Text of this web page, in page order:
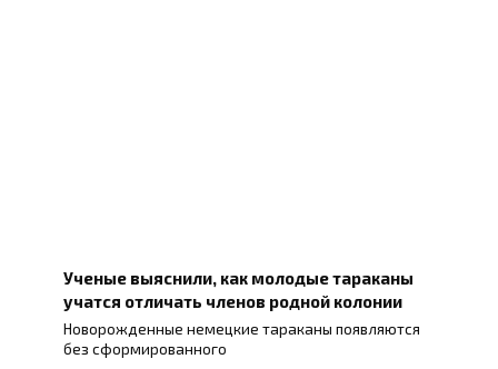
Ученые выяснили, как молодые тараканы
учатся отличать членов родной колонии
Новорожденные немецкие тараканы появляются
без сформированного